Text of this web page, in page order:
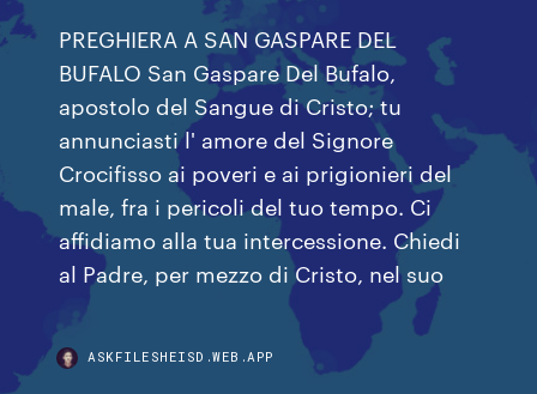
PREGHIERA A SAN GASPARE DEL
BUFALO San Gaspare Del Bufalo,
apostolo del Sangue di Cristo; tu
annunciasti l' amore del Signore
Crocifisso ai poveri e ai prigionieri del
male, fra i pericoli del tuo tempo. Ci
affidiamo alla tua intercessione. Chiedi
al Padre, per mezzo di Cristo, nel suo
ASKFILESHEISD.WEB.APP